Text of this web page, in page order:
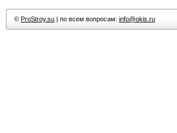
© ProStroy.su| по всем вопросам: info@okis.ru